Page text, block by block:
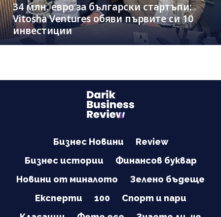
34 млн. евро за български стартъпи:
Vitosha Ventures обяви първите си 10
инвестиции
Бизнес Новини
Review
Бизнес истории
Финансов буквар
Новини от миналото
Зелено бъдеще
Експерти
100
Спорт и пари